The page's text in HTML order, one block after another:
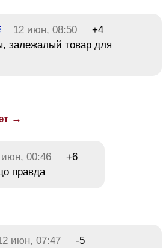
12 июн, 08:50
+4
залежалый товар для
→
июн, 00:46
+6
правда
июн, 07:47
-5